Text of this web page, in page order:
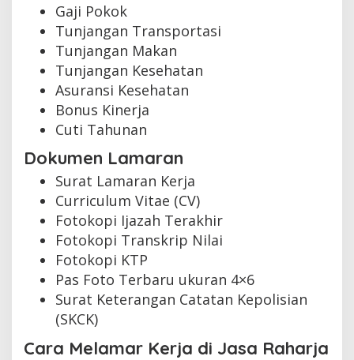
Gaji Pokok
Tunjangan Transportasi
Tunjangan Makan
Tunjangan Kesehatan
Asuransi Kesehatan
Bonus Kinerja
Cuti Tahunan
Dokumen Lamaran
Surat Lamaran Kerja
Curriculum Vitae (CV)
Fotokopi Ijazah Terakhir
Fotokopi Transkrip Nilai
Fotokopi KTP
Pas Foto Terbaru ukuran 4×6
Surat Keterangan Catatan Kepolisian
(SKCK)
Cara Melamar Kerja di Jasa Raharja